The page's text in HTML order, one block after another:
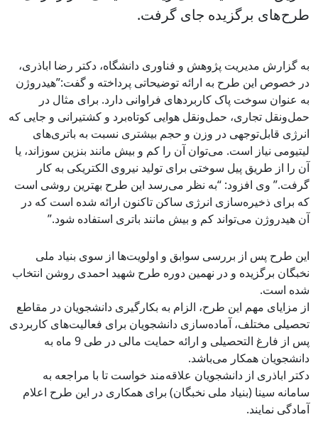
طرح‌های برگزیده جای گرفت.
به گزارش مدیریت پژوهش و فناوری دانشگاه، دکتر رضا اباذری،
در خصوص این طرح به ارائه توضیحاتی پرداخته و گفت:”هیدروژن
به ‌عنوان سوخت پاک کاربردهای فراوانی دارد. برای مثال در
حمل‌ونقل تجاری، حمل‌ونقل هوایی کوتاه‌برد و کشتیرانی و جایی که
انرژی قابل‌توجهی در وزن و حجم بیشتری نسبت به باتری‌های
لیتیومی نیاز است. می‌توان آن را کم و بیش مانند بنزین سوزاند، یا
آن را از طریق پیل سوختی برای تولید نیروی الکتریکی به کار
گرفت.” وی افزود: “به نظر می‌رسد این طرح بهترین روشی است
که برای ذخیره‌سازی انرژی ساکن تاکنون ارائه شده است که در
آن هیدروژن می‌تواند کم و بیش مانند باتری استفاده شود.”
این طرح پس از بررسی سوابق و اولویت‌ها از سوی بنیاد ملی
نخبگان برگزیده و در نهمین دوره طرح شهید احمدی روشن انتخاب
شده است.
از مزایای مهم این طرح، الزام به بکارگیری دانشجویان در مقاطع
تحصیلی مختلف، آماده‌سازی دانشجویان برای فعالیت‌های کاربردی
پس از فارغ التحصیلی و ارائه حمایت مالی در طی 9 ماه به
دانشجویان همکار می‌باشد.
دکتر اباذری از دانشجویان علاقه‌مند خواست تا با مراجعه به
سامانه سینا (بنیاد ملی نخبگان) برای همکاری در این طرح اعلام
آمادگی نمایند.